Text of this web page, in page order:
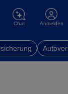
Chat Anmelden